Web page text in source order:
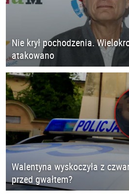
Nie krył pochodzenia.
atakowano
Walentyna wyskoczyła z
przed gwałtem?